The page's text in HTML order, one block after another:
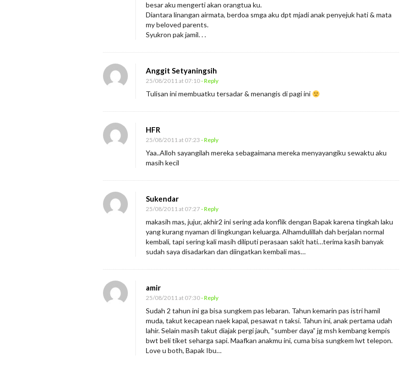
a
l
i
a
T
a
m
u
besar aku mengerti akan orangtua ku.
Diantara linangan airmata, berdoa smga aku dpt mjadi anak penyejuk hati & mata
my beloved parents.
Syukron pak jamil. . .
Anggit Setyaningsih
25/08/2011 at 07:10- Reply
Tulisan ini membuatku tersadar & menangis di pagi ini
HFR
25/08/2011 at 07:23 - Reply
Yaa..Alloh sayangilah mereka sebagaimana mereka menyayangiku sewaktu aku
masih kecil
Sukendar
25/08/2011 at 07:27- Reply
makasih mas, jujur, akhir2 ini sering ada konflik dengan Bapak karena tingkah laku
yang kurang nyaman di lingkungan keluarga. Alhamdulillah dah berjalan normal
kembali, tapi sering kali masih diliputi perasaan sakit hati…terima kasih banyak
sudah saya disadarkan dan diingatkan kembali mas…
amir
25/08/2011 at 07:30- Reply
Sudah 2 tahun ini ga bisa sungkem pas lebaran. Tahun kemarin pas istri hamil
muda, takut kecapean naek kapal, pesawat n taksi. Tahun ini, anak pertama udah
lahir. Selain masih takut diajak pergi jauh, “sumber daya” jg msh kembang kempis
bwt beli tiket seharga sapi. Maafkan anakmu ini, cuma bisa sungkem lwt telepon.
Love u both, Bapak Ibu…